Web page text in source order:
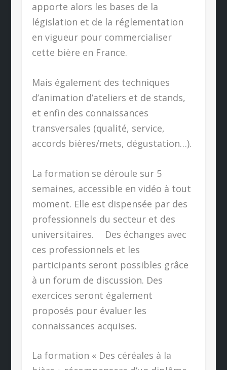
apporte alors les bases de la
législation et de la réglementation
en vigueur pour commercialiser
cette bière en France.
Mais également des techniques
d’animation d’ateliers et de stands,
et enfin des connaissances
transversales (qualité, service,
accords bières/mets, dégustation…).
La formation se déroule sur 5
semaines, accessible en vidéo à tout
moment. Elle est dispensée par des
professionnels du secteur et des
universitaires. Des échanges avec
ces professionnels et les
participants seront possibles grâce
à un forum de discussion. Des
exercices seront également
proposés pour évaluer les
connaissances acquises.
La formation « Des céréales à la